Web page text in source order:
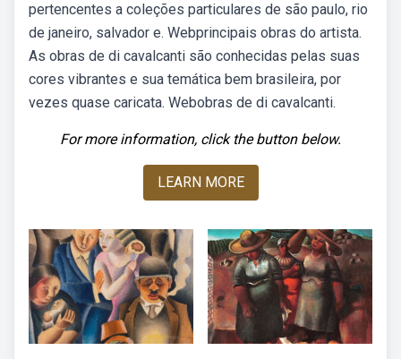
pertencentes a coleções particulares de são paulo, rio
de janeiro, salvador e. Webprincipais obras do artista.
As obras de di cavalcanti são conhecidas pelas suas
cores vibrantes e sua temática bem brasileira, por
vezes quase caricata. Webobras de di cavalcanti.
For more information, click the button below.
LEARN MORE